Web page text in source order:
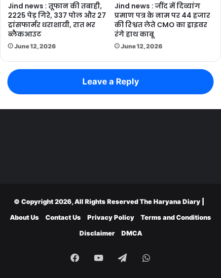
Jind news : तूफान की तबाही,
2225 पेड़ गिरे, 337 पोल और 27
ट्रांसफार्मर धराशायी, रात भर
ब्लैकआउट
June 12, 2026
Jind news : जींद में दिव्यांग
प्रमाण पत्र के नाम पर 44 हजार
की रिश्वत लेते CMO का ड्राइवर
रंगे हाथ काबू
June 12, 2026
Leave a Reply
© Copyright 2026, All Rights ReservedThe Haryana Diary
About Us
Contact Us Privacy Policy
Terms and Conditions
Disclaimer
DMCA
Facebook
YouTubeTelegramWhatsApp